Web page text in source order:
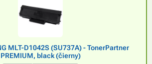
MLT-D1042S (SU737A) - TonerPartner
PREMIUM, black (čierny)